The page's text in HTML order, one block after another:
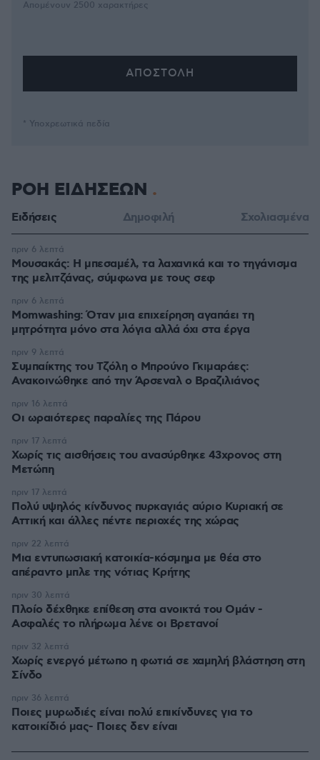
Απομένουν 2500 χαρακτήρες
* Υποχρεωτικά πεδία
ΡΟΗ ΕΙΔΗΣΕΩΝ
Ειδήσεις Δημοφιλή Σχολιασμένα
Μουσακάς: Η μπεσαμέλ, τα λαχανικά και το τηγάνισμα
της μελιτζάνας, σύμφωνα με τους σεφ
πριν 6 λεπτά
Momwashing: Όταν μια επιχείρηση αγαπάει τη
μητρότητα μόνο στα λόγια αλλά όχι στα έργα
πριν 6 λεπτά
Συμπαίκτης του Τζόλη ο Μπρούνο Γκιμαράες:
Ανακοινώθηκε από την Άρσεναλ ο Βραζιλιάνος
πριν 9 λεπτά
Οι ωραιότερες παραλίες της Πάρου
πριν 16 λεπτά
Χωρίς τις αισθήσεις του ανασύρθηκε 43χρονος στη
Μετώπη
πριν 17 λεπτά
Πολύ υψηλός κίνδυνος πυρκαγιάς αύριο Κυριακή σε
Αττική και άλλες πέντε περιοχές της χώρας
πριν 17 λεπτά
Μια εντυπωσιακή κατοικία-κόσμημα με θέα στο
απέραντο μπλε της νότιας Κρήτης
πριν 22 λεπτά
Πλοίο δέχθηκε επίθεση στα ανοικτά του Ομάν -
Ασφαλές το πλήρωμα λένε οι Βρετανοί
πριν 30 λεπτά
Χωρίς ενεργό μέτωπο η φωτιά σε χαμηλή βλάστηση στη
Σίνδο
πριν 32 λεπτά
Ποιες μυρωδιές είναι πολύ επικίνδυνες για το
κατοικίδιό μας- Ποιες δεν είναι
πριν 36 λεπτά